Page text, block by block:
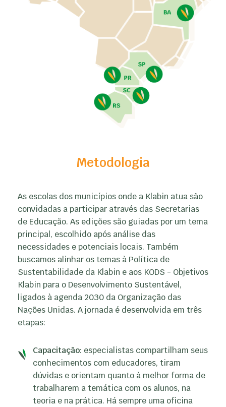
Metodologia
As escolas dos municípios onde a Klabin atua são
convidadas a participar através das Secretarias
de Educação. As edições são guiadas por um tema
principal, escolhido após análise das
necessidades e potenciais locais. Também
buscamos alinhar os temas à Política de
Sustentabilidade da Klabin e aos KODS - Objetivos
Klabin para o Desenvolvimento Sustentável,
ligados à agenda 2030 da Organização das
Nações Unidas. A jornada é desenvolvida em três
etapas:
Capacitação: especialistas compartilham seus
conhecimentos com educadores, tiram
dúvidas e orientam quanto à melhor forma de
trabalharem a temática com os alunos, na
teoria e na prática. Há sempre uma oficina